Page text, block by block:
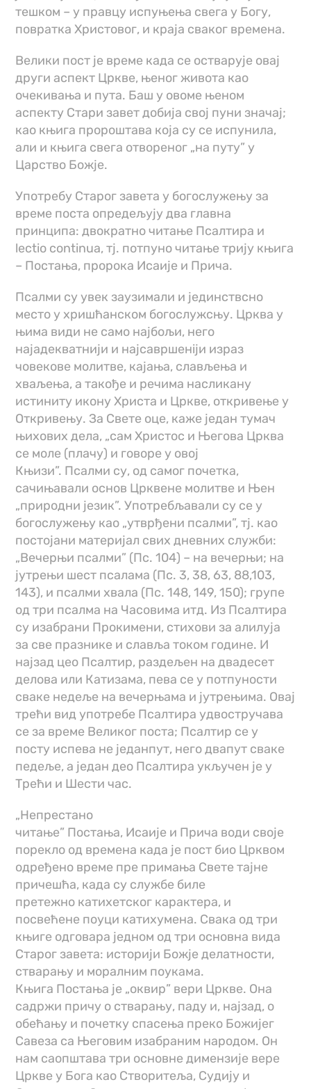
тешком – у правцу испуњења свега у Богу,
повратка Христовог, и краја сваког времена.
Велики пост је време када се остварује овај
други аспект Цркве, њеног живота као
очекивања и пута. Баш у овоме њеном
аспекту Стари завет добија свој пуни значај;
као књига пророштава која су сe испунила,
али и књига свeга отвореног „на путу” у
Царство Божје.
Употребу Старог завета у богослужењу за
време поста опредељују два главна
принципа: двократно читање Псалтира и
lectio continua, тј. потпуно читање трију књига
– Постања, пророка Исаије и Прича.
Псалми су увек заузимали и јединствсно
место у хришћанском богослужсњу. Црква у
њима види не само најбољи, него
најадекватнији и најсавршенiји израз
човекове молитве, кајања, слављења и
хваљења, а такође и речима насликану
истиниту икону Христа и Цркве, откривењe у
Откривењу. За Свете оце, каже један тумач
њихових дела, „сам Христос и Његова Црква
се моле (плачу) и говоре у овој
Књизи”. Псалми су, од самог почетка,
сачињавали основ Црквене молитве и Њен
„природни језик”. Употребљавали су се у
богослужењу као „утврђени псалми”, тј. као
постојани материјал свих дневних служби:
„Вечерњи псалми” (Пс. 104) – на вечерњи; на
јутрењи шест псалама (Пс. 3, 38, 63, 88,103,
143), и псалми хвала (Пс. 148, 149, 150); групе
од три псалма на Часовима итд. Из Псалтира
су изабрани Прокимени, стихови за алилуја
за све празнике и славља током године. И
најзад цео Псалтир, раздељен на двадесет
делова или Катизама, пева се у потпуности
сваке недеље на вечерњама и јутрењима. Овај
трећи вид употребе Псалтира удвостручава
се за време Великог поста; Псалтир се у
посту испева не једанпут, него двапут сваке
педеље, а један део Псалтира укључен јe у
Трећи и Шести час.
„Непрестано
читање” Постања, Исаије и Прича води своје
порекло од времена када је пост био Црквом
одређено време пре примања Свете тајне
причешћа, када су службе биле
претежно катихетског карактера, и
посвећене поуци катихумена. Свака од три
књиге одговара једном од три основна вида
Старог завета: историји Божје делатности,
стварању и моралним поукама.
Књига Постања је „оквир” вери Цркве. Она
садржи причу о стварању, паду и, најзад, о
обећању и почетку спасења преко Божијег
Савеза са Његовим изабраним народом. Он
нам саопштава три основне димензије вере
Цркве у Бога као Створитеља, Судију и